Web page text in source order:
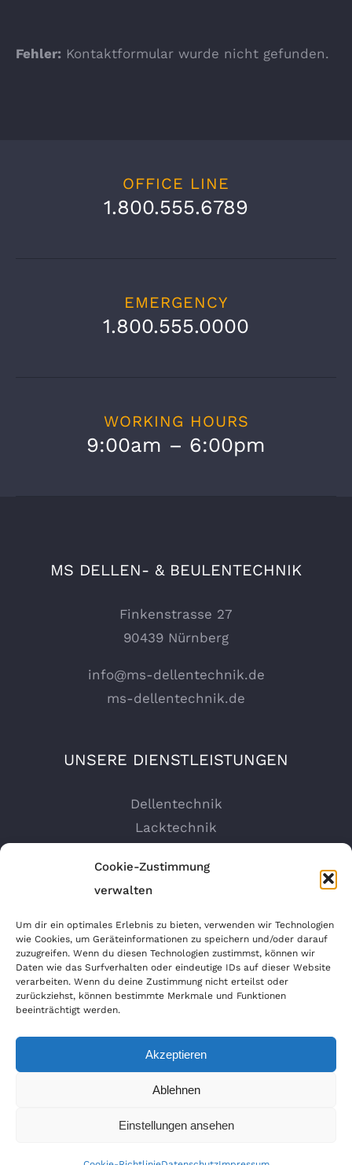
Cookie-Zustimmung
verwalten
Um dir ein optimales Erlebnis zu bieten, verwenden wir Technologien
wie Cookies, um Geräteinformationen zu speichern und/oder darauf
zuzugreifen. Wenn du diesen Technologien zustimmst, können wir
Daten wie das Surfverhalten oder eindeutige IDs auf dieser Website
verarbeiten. Wenn du deine Zustimmung nicht erteilst oder
zurückziehst, können bestimmte Merkmale und Funktionen
beeinträchtigt werden.
Akzeptieren
Ablehnen
Einstellungen ansehen
Fehler: Kontaktformular wurde nicht gefunden.
OFFICE LINE
1.800.555.6789
EMERGENCY
1.800.555.0000
WORKING HOURS
9:00am – 6:00pm
MS DELLEN- & BEULENTECHNIK
Finkenstrasse 27
90439 Nürnberg
info@ms-dellentechnik.de
ms-dellentechnik.de
UNSERE DIENSTLEISTUNGEN
Dellentechnik
Lacktechnik
Felgen Reparatur
Autosprühfolie
ANFAHRT GOOGLEMAPS
Copyright 2020 MS-Dellentechnik | All Rights
Reserved | Powered byWordPress|Theme Fusion